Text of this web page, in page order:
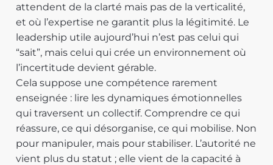
attendent de la clarté mais pas de la verticalité,
et où l’expertise ne garantit plus la légitimité. Le
leadership utile aujourd’hui n’est pas celui qui
“sait”, mais celui qui crée un environnement où
l’incertitude devient gérable.
Cela suppose une compétence rarement
enseignée : lire les dynamiques émotionnelles
qui traversent un collectif. Comprendre ce qui
réassure, ce qui désorganise, ce qui mobilise. Non
pour manipuler, mais pour stabiliser. L’autorité ne
vient plus du statut ; elle vient de la capacité à